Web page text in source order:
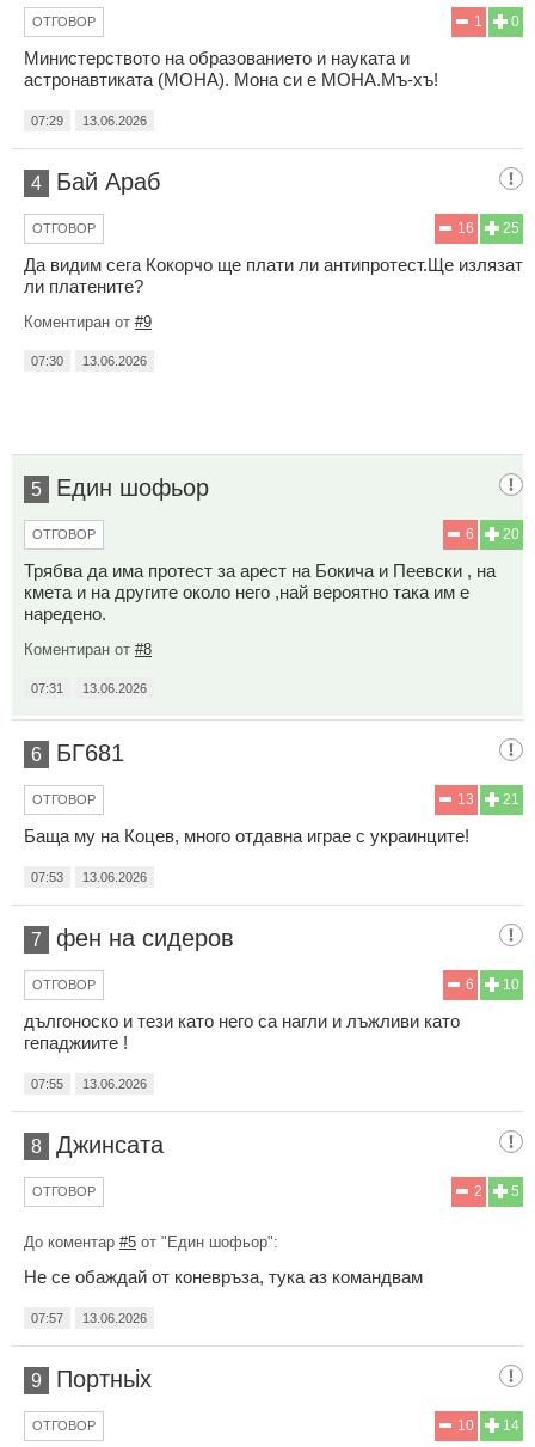
0
1
ОТГОВОР
Министерството на образованието и науката и
астронавтиката (МОНА). Мона си е МОНА.Мъ-хъ!
07:29 13.06.2026
4 Бай Араб
25
16
ОТГОВОР
Да видим сега Кокорчо ще плати ли антипротест.Ще излязат
ли платените?
Коментиран от #9
07:30 13.06.2026
5 Един шофьор
20
6
ОТГОВОР
Трябва да има протест за арест на Бокича и Пеевски , на
кмета и на другите около него ,най вероятно така им е
наредено.
Коментиран от #8
07:31 13.06.2026
6 БГ681
21
13
ОТГОВОР
Баща му на Коцев, много отдавна играе с украинците!
07:53 13.06.2026
7 фен на сидеров
10
6
ОТГОВОР
дългоноско и тези като него са нагли и лъжливи като
гепаджиите !
07:55 13.06.2026
8 Джинсата
5
2
ОТГОВОР
До коментар #5 от "Един шофьор":
Не се обаждай от коневръза, тука аз командвам
07:57 13.06.2026
9 Портньiх
14
10
ОТГОВОР